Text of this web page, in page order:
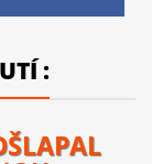
: